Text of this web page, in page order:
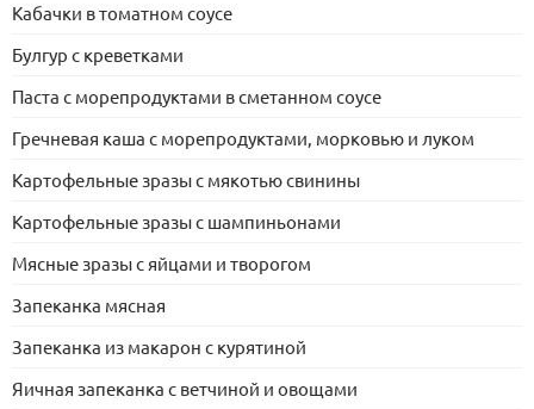
Кабачки в томатном соусе
Булгур с креветками
Паста с морепродуктами в сметанном соусе
Гречневая каша с морепродуктами, морковью и луком
Картофельные зразы с мякотью свинины
Картофельные зразы с шампиньонами
Мясные зразы с яйцами и творогом
Запеканка мясная
Запеканка из макарон с курятиной
Яичная запеканка с ветчиной и овощами